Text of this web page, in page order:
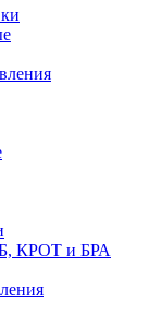
КРОТ и БРА